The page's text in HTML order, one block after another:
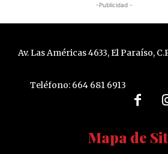
-Publicidad -
Av. Las Américas 4633, El Paraíso,
Teléfono: 664 681 6913
Mapa de